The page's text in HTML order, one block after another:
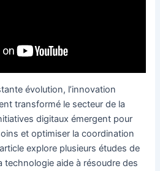
évolution, l’innovation
transformé le secteur de la
digitaux émergent pour
et optimiser la coordination
explore plusieurs études de
technologie aide à résoudre des